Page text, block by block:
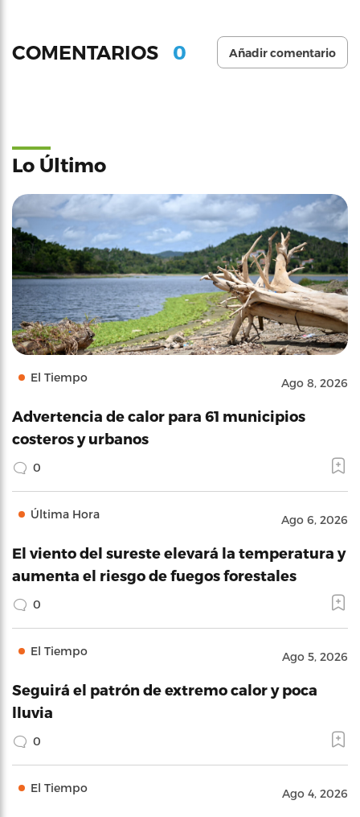
COMENTARIOS 0 Añadir comentario
Lo Último
El Tiempo Ago 8, 2026
Advertencia de calor para 61 municipios
costeros y urbanos
0
Última Hora Ago 6, 2026
El viento del sureste elevará la temperatura y
aumenta el riesgo de fuegos forestales
0
El Tiempo Ago 5, 2026
Seguirá el patrón de extremo calor y poca
lluvia
0
El Tiempo Ago 4, 2026